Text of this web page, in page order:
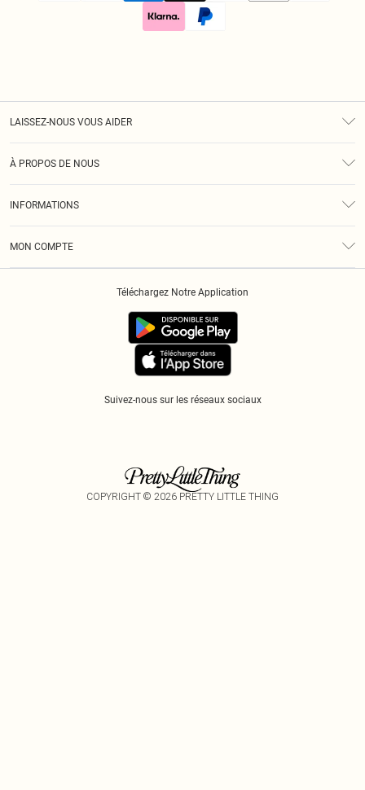
LAISSEZ-NOUS VOUS AIDER
À PROPOS DE NOUS
INFORMATIONS
MON COMPTE
Suivez-nous sur les réseaux sociaux
Téléchargez Notre Application
COPYRIGHT © 2026 PRETTY LITTLE THING